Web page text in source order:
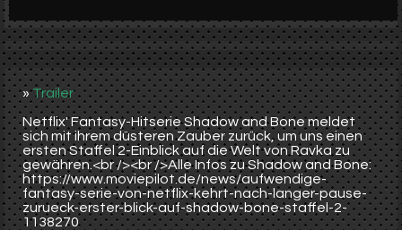
Video suchen
»Trailer
Netflix' Fantasy-Hitserie Shadow and Bone meldet
sich mit ihrem düsteren Zauber zurück, um uns einen
ersten Staffel 2-Einblick auf die Welt von Ravka zu
gewähren.<br /><br />Alle Infos zu Shadow and Bone:
https://www.moviepilot.de/news/aufwendige-
fantasy-serie-von-netflix-kehrt-nach-langer-pause-
zurueck-erster-blick-auf-shadow-bone-staffel-2-
1138270